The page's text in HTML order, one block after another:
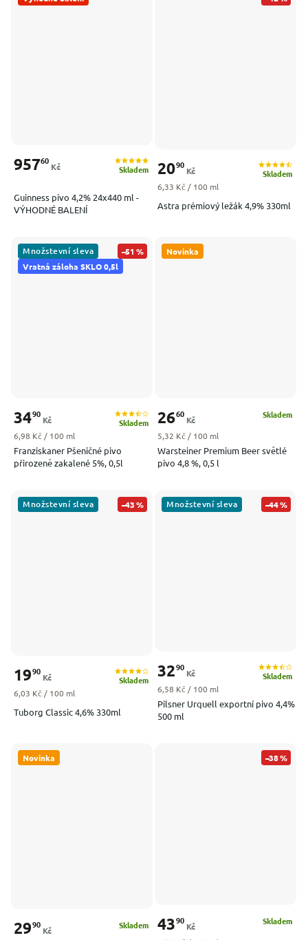
Guinness pivo 4,2% 24x440 ml -
VÝHODNÉ BALENÍ
Skladem
95760
Kč
Astra prémiový ležák 4,9% 330ml
Skladem
2090
Kč
Měrná cena:
6,33 Kč / 100 ml
Vratná záloha SKLO 0,5l
Množstevní sleva –51 %
Franziskaner Pšeničné pivo
přirozeně zakalené 5%, 0,5l
Skladem
3490
Kč
Měrná cena:
6,98 Kč / 100 ml
Novinka
Warsteiner Premium Beer světlé
pivo 4,8 %, 0,5 l
Skladem
2660
Kč
Měrná cena:
5,32 Kč / 100 ml
Množstevní sleva –43 %
Tuborg Classic 4,6% 330ml
Skladem
1990
Kč
Měrná cena:
6,03 Kč / 100 ml
Množstevní sleva –44 %
Pilsner Urquell exportní pivo 4,4%
500 ml
Skladem
3290
Kč
Měrná cena:
6,58 Kč / 100 ml
Novinka
Skladem
2990
Kč
–38 %
Skladem
4390
Kč